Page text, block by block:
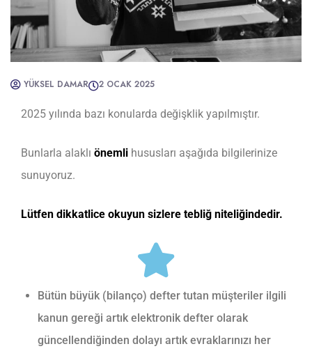
YÜKSEL DAMAR 2 OCAK 2025
2025 yılında bazı konularda değişklik yapılmıştır.
Bunlarla alaklı önemli hususları aşağıda bilgilerinize
sunuyoruz.
Lütfen dikkatlice okuyun sizlere tebliğ niteliğindedir.
Bütün büyük (bilanço) defter tutan müşteriler ilgili
kanun gereği artık elektronik defter olarak
güncellendiğinden dolayı artık evraklarınızı her